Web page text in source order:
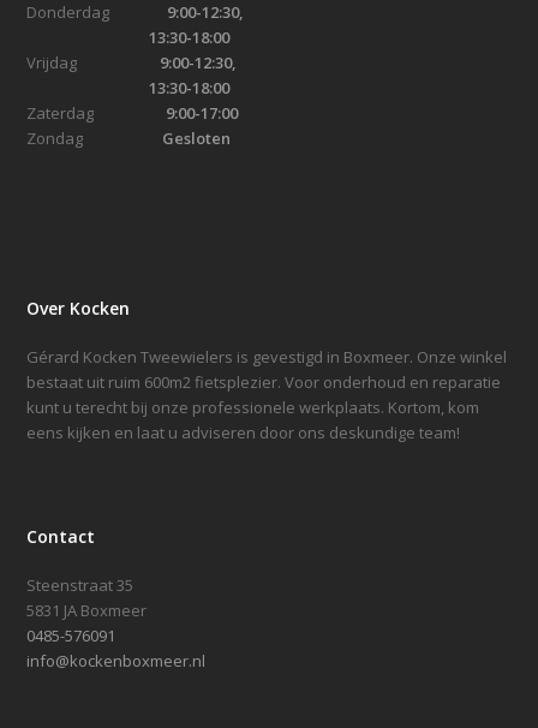
Donderdag 9:00-12:30,
13:30-18:00
Vrijdag 9:00-12:30,
13:30-18:00
Zaterdag 9:00-17:00
Zondag Gesloten
Over Kocken
Gérard Kocken Tweewielers is gevestigd in Boxmeer. Onze winkel
bestaat uit ruim 600m2 fietsplezier. Voor onderhoud en reparatie
kunt u terecht bij onze professionele werkplaats. Kortom, kom
eens kijken en laat u adviseren door ons deskundige team!
Contact
Steenstraat 35
5831 JA Boxmeer
0485-576091
info@kockenboxmeer.nl